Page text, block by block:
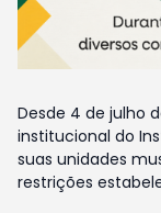
Desde 4 de julho
institucional do
suas unidades
restrições